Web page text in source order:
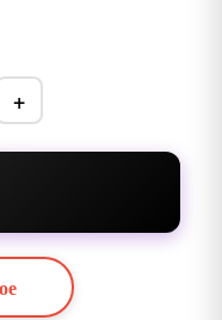
+